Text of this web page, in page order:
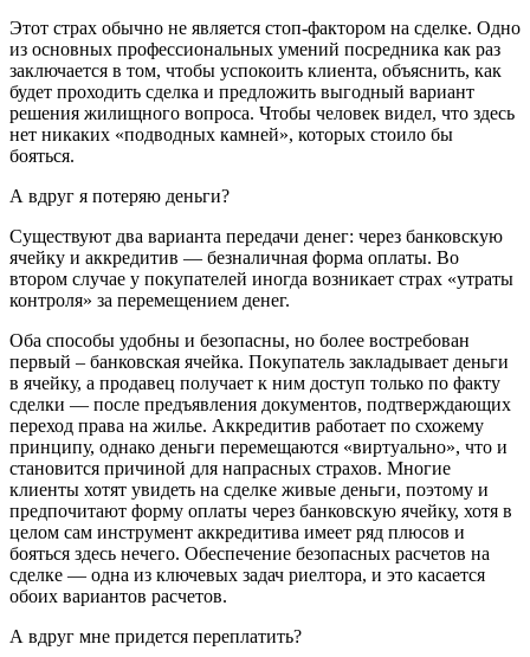
Этот страх обычно не является стоп-фактором на сделке. Одно
из основных профессиональных умений посредника как раз
заключается в том, чтобы успокоить клиента, объяснить, как
будет проходить сделка и предложить выгодный вариант
решения жилищного вопроса. Чтобы человек видел, что здесь
нет никаких «подводных камней», которых стоило бы
бояться.
А вдруг я потеряю деньги?
Существуют два варианта передачи денег: через банковскую
ячейку и аккредитив — безналичная форма оплаты. Во
втором случае у покупателей иногда возникает страх «утраты
контроля» за перемещением денег.
Оба способы удобны и безопасны, но более востребован
первый – банковская ячейка. Покупатель закладывает деньги
в ячейку, а продавец получает к ним доступ только по факту
сделки — после предъявления документов, подтверждающих
переход права на жилье. Аккредитив работает по схожему
принципу, однако деньги перемещаются «виртуально», что и
становится причиной для напрасных страхов. Многие
клиенты хотят увидеть на сделке живые деньги, поэтому и
предпочитают форму оплаты через банковскую ячейку, хотя в
целом сам инструмент аккредитива имеет ряд плюсов и
бояться здесь нечего. Обеспечение безопасных расчетов на
сделке — одна из ключевых задач риелтора, и это касается
обоих вариантов расчетов.
А вдруг мне придется переплатить?